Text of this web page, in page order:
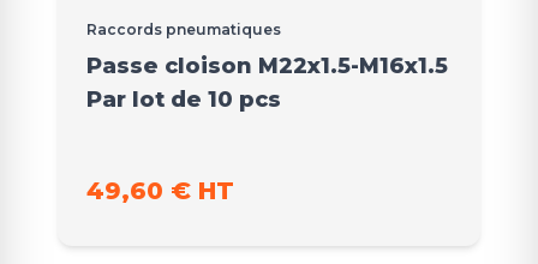
Raccords pneumatiques
Passe cloison M22x1.5-M16x1.5
Par lot de 10 pcs
49,60 € HT